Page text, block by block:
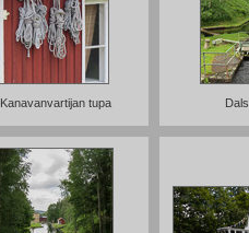
Kanavanvartijan tupa